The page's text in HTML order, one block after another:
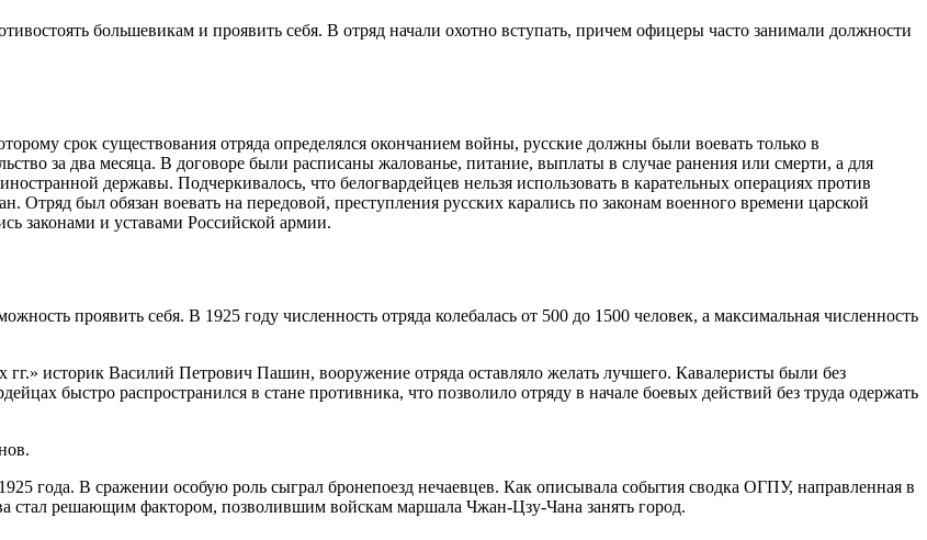
большевикам и проявить себя. В отряд начали охотно вступать, причем офицеры часто занимали должности
срок существования отряда определялся окончанием войны, русские должны были воевать только в
за два месяца. В договоре были расписаны жалованье, питание, выплаты в случае ранения или смерти, а для
державы. Подчеркивалось, что белогвардейцев нельзя использовать в карательных операциях против
был обязан воевать на передовой, преступления русских карались по законам военного времени царской
законами и уставами Российской армии.
проявить себя. В 1925 году численность отряда колебалась от 500 до 1500 человек, а максимальная численность
историк Василий Петрович Пашин, вооружение отряда оставляло желать лучшего. Кавалеристы были без
быстро распространился в стане противника, что позволило отряду в начале боевых действий без труда одержать
года. В сражении особую роль сыграл бронепоезд нечаевцев. Как описывала события сводка ОГПУ, направленная в
стал решающим фактором, позволившим войскам маршала Чжан-Цзу-Чана занять город.